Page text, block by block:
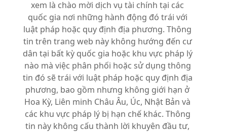
xem là chào mời dịch vụ tài chính tại các
quốc gia nơi những hành động đó trái với
luật pháp hoặc quy định địa phương. Thông
tin trên trang web này không hướng đến cư
dân tại bất kỳ quốc gia hoặc khu vực pháp lý
nào mà việc phân phối hoặc sử dụng thông
tin đó sẽ trái với luật pháp hoặc quy định địa
phương, bao gồm nhưng không giới hạn ở
Hoa Kỳ, Liên minh Châu Âu, Úc, Nhật Bản và
các khu vực pháp lý bị hạn chế khác. Thông
tin này không cấu thành lời khuyên đầu tư,